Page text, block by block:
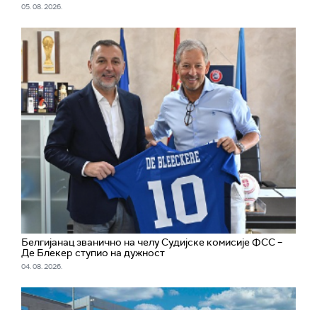
05. 08. 2026.
Белгијанац званично на челу Судијске комисије ФСС –
Де Блекер ступио на дужност
04. 08. 2026.